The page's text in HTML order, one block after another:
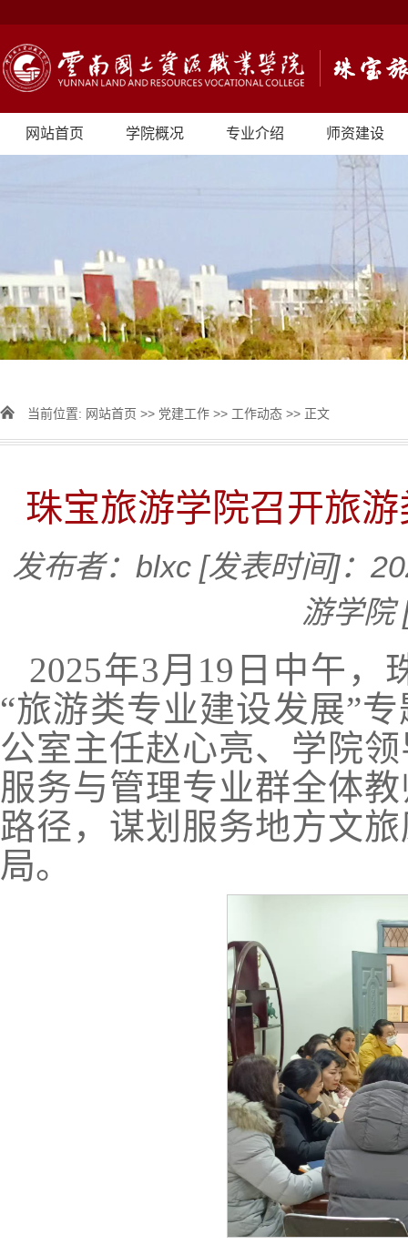
网站首页 学院概况 专业介绍 师资建设
当前位置: 网站首页 >> 党建工作 >> 工作动态 >> 正文
珠宝旅游学院召开旅
发布者：blxc [发表时间]：
游学院
2025年3月19日中午，
“旅游类专业建设发展”
公室主任赵心亮、学院
服务与管理专业群全体
路径，谋划服务地方文
局。